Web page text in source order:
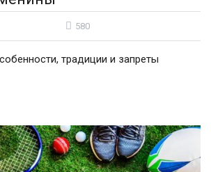
580
традиции и запреты